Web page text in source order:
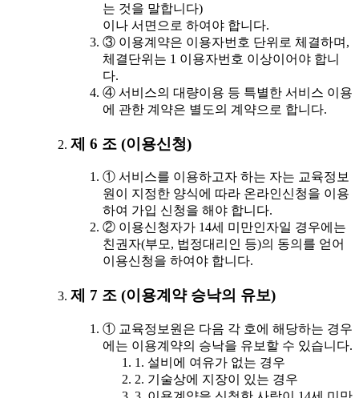
는 것을 말합니다)
이나 서면으로 하여야 합니다.
③ 이용계약은 이용자번호 단위로 체결하며,
체결단위는 1 이용자번호 이상이어야 합니
다.
④ 서비스의 대량이용 등 특별한 서비스 이용
에 관한 계약은 별도의 계약으로 합니다.
제 6 조 (이용신청)
① 서비스를 이용하고자 하는 자는 교육정보
원이 지정한 양식에 따라 온라인신청을 이용
하여 가입 신청을 해야 합니다.
② 이용신청자가 14세 미만인자일 경우에는
친권자(부모, 법정대리인 등)의 동의를 얻어
이용신청을 하여야 합니다.
제 7 조 (이용계약 승낙의 유보)
① 교육정보원은 다음 각 호에 해당하는 경우
에는 이용계약의 승낙을 유보할 수 있습니다.
1. 설비에 여유가 없는 경우
2. 기술상에 지장이 있는 경우